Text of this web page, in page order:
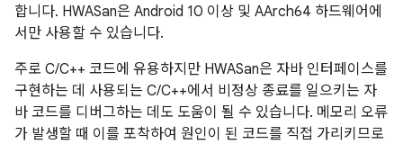
합니다. HWASan은 Android 10 이상 및 AArch64 하드웨어에
서만 사용할 수 있습니다.
주로 C/C++ 코드에 유용하지만 HWASan은 자바 인터페이스를
구현하는 데 사용되는 C/C++에서 비정상 종료를 일으키는 자
바 코드를 디버그하는 데도 도움이 될 수 있습니다. 메모리 오류
가 발생할 때 이를 포착하여 원인이 된 코드를 직접 가리키므로